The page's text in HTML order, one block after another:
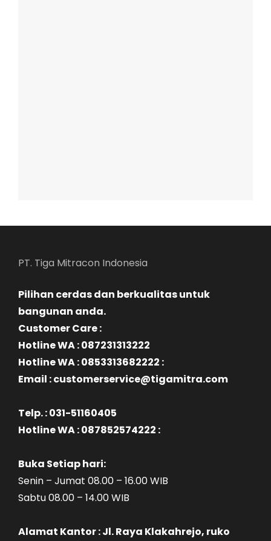
PT. Tiga Mitracon Indonesia
Pilihan cerdas dan berkualitas untuk
bangunan anda.
Customer Care :
Hotline WA : 087231313222
Hotline WA : 0853313682222 :
Email : customerservice@tigamitra.com
Telp. : 031-51160405
Hotline WA : 087852574222 :
Buka Setiap hari:
Senin – Jumat 08.00 – 16.00 WIB
Sabtu 08.00 – 14.00 WIB
Alamat Kantor : Jl. Raya Klakahrejo, ruko